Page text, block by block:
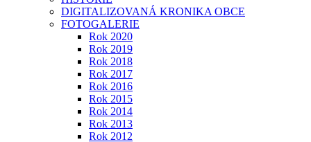
DIGITALIZOVANÁ KRONIKA OBCE
FOTOGALERIE
Rok 2020
Rok 2019
Rok 2018
Rok 2017
Rok 2016
Rok 2015
Rok 2014
Rok 2013
Rok 2012